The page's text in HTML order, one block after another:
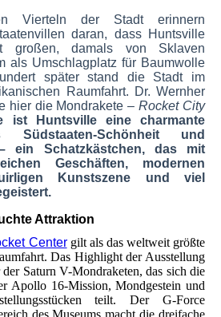
Vierteln der Stadt erinnern
daran, dass Huntsville
großen, damals von Sklaven
als Umschlagplatz für Baumwolle
später stand die Stadt im
Raumfahrt. Dr. Wernher
hier die Mondrakete –Rocket City
ist Huntsville eine charmante
Südstaaten-Schönheit und
– ein Schatzkästchen, das mit
Geschäften, modernen
Kunstszene und viel
Attraktion
Centergilt als das weltweit größte
Das Highlight der Ausstellung
Saturn V-Mondraketen, das sich die
Apollo 16-Mission, Mondgestein und
teilt. Der G-Force